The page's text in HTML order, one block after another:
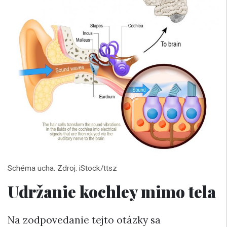
Schéma ucha. Zdroj: iStock/ttsz
Udržanie kochley mimo tela
Na zodpovedanie tejto otázky sa